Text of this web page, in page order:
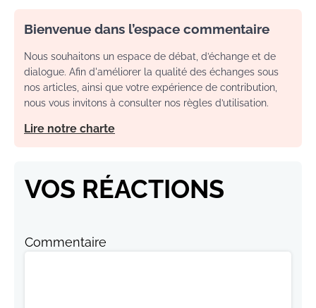
Bienvenue dans l’espace commentaire
Nous souhaitons un espace de débat, d’échange et de
dialogue. Afin d'améliorer la qualité des échanges sous
nos articles, ainsi que votre expérience de contribution,
nous vous invitons à consulter nos règles d’utilisation.
Lire notre charte
VOS RÉACTIONS
Commentaire